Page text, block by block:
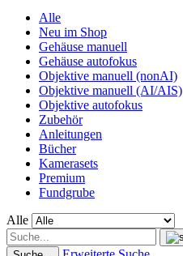
Alle
Neu im Shop
Gehäuse manuell
Gehäuse autofokus
Objektive manuell (nonAI)
Objektive manuell (AI/AIS)
Objektive autofokus
Zubehör
Anleitungen
Bücher
Kamerasets
Premium
Fundgrube
Alle